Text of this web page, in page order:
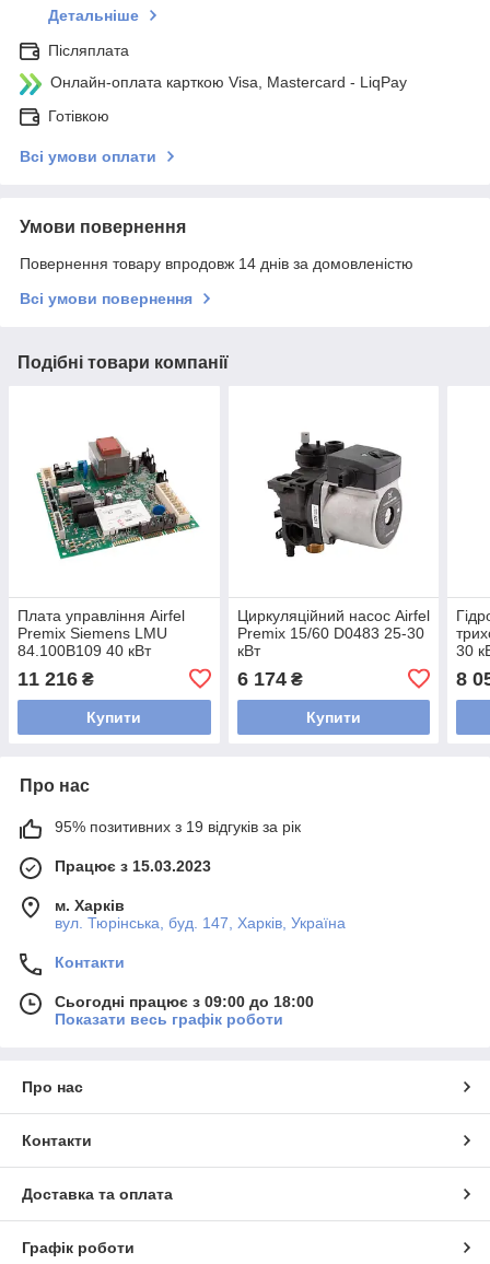
Детальніше
Післяплата
Онлайн-оплата карткою Visa, Mastercard - LiqPay
Готівкою
Всі умови оплати
Умови повернення
Повернення товару впродовж 14 днів за домовленістю
Всі умови повернення
Подібні товари компанії
Плата управління Airfel
Premix Siemens LMU
84.100B109 40 кВт
11 216 ₴
Купити
Циркуляційний насос Airfel
Premix 15/60 D0483 25-30
кВт
6 174₴
Купити
30
8
Про нас
95% позитивних з 19 відгуків за рік
Працює з 15.03.2023
м. Харків
вул. Тюрінська, буд. 147, Харків, Україна
Контакти
Сьогодні працює з 09:00 до 18:00
Показати весь графік роботи
Про нас
Контакти
Доставка та оплата
Графік роботи